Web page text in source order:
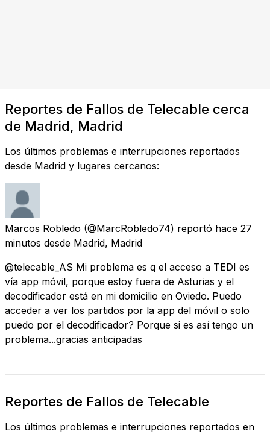
Reportes de Fallos de Telecable cerca
de Madrid, Madrid
Los últimos problemas e interrupciones reportados
desde Madrid y lugares cercanos:
Marcos Robledo (@MarcRobledo74) reportó hace 27
minutos desde Madrid, Madrid
@telecable_AS Mi problema es q el acceso a TEDI es
vía app móvil, porque estoy fuera de Asturias y el
decodificador está en mi domicilio en Oviedo. Puedo
acceder a ver los partidos por la app del móvil o solo
puedo por el decodificador? Porque si es así tengo un
problema...gracias anticipadas
Reportes de Fallos de Telecable
Los últimos problemas e interrupciones reportados en